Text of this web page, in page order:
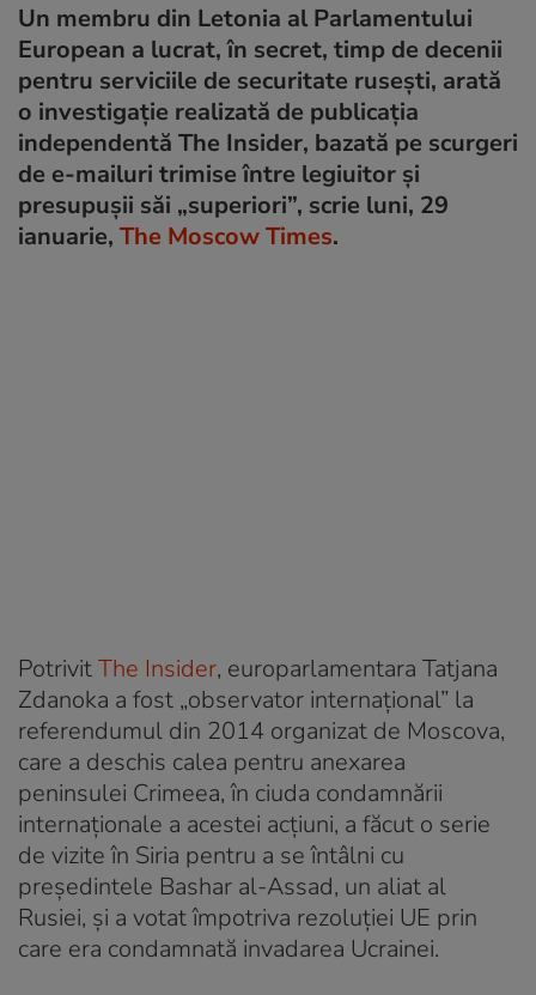
Un membru din Letonia al Parlamentului
European a lucrat, în secret, timp de decenii
pentru serviciile de securitate rusești, arată
o investigație realizată de publicația
independentă The Insider, bazată pe scurgeri
de e-mailuri trimise între legiuitor și
presupușii săi „superiori”, scrie luni, 29
ianuarie, The Moscow Times.
PotrivitThe Insider, europarlamentara Tatjana
Zdanoka a fost „observator internațional” la
referendumul din 2014 organizat de Moscova,
care a deschis calea pentru anexarea
peninsulei Crimeea, în ciuda condamnării
internaționale a acestei acțiuni, a făcut o serie
de vizite în Siria pentru a se întâlni cu
președintele Bashar al-Assad, un aliat al
Rusiei, și a votat împotriva rezoluției UE prin
care era condamnată invadarea Ucrainei.